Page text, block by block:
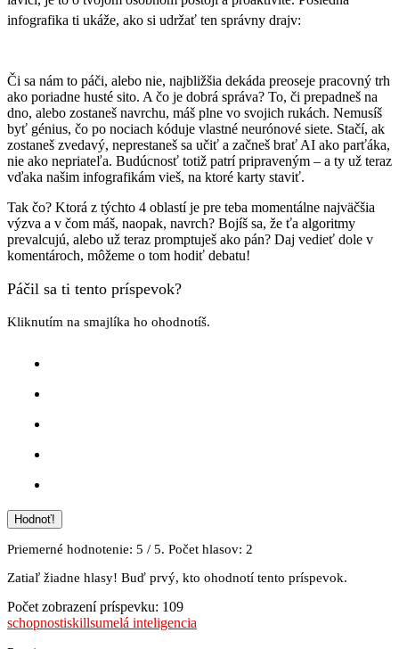
infografika ti ukáže, ako si udržať ten správny drajv:
Či sa nám to páči, alebo nie, najbližšia dekáda preoseje pracovný trh
ako poriadne husté sito. A čo je dobrá správa? To, či prepadneš na
dno, alebo zostaneš navrchu, máš plne vo svojich rukách. Nemusíš
byť génius, čo po nociach kóduje vlastné neurónové siete. Stačí, ak
zostaneš zvedavý, neprestaneš sa učiť a začneš brať AI ako parťáka,
nie ako nepriateľa. Budúcnosť totiž patrí pripraveným – a ty už teraz
vďaka našim infografikám vieš, na ktoré karty staviť.
Tak čo? Ktorá z týchto 4 oblastí je pre teba momentálne najväčšia
výzva a v čom máš, naopak, navrch? Bojíš sa, že ťa algoritmy
prevalcujú, alebo už teraz promptuješ ako pán? Daj vedieť dole v
komentároch, môžeme o tom hodiť debatu!
Páčil sa ti tento príspevok?
Kliknutím na smajlíka ho ohodnotíš.
Hodnoť!
Priemerné hodnotenie: 5 / 5. Počet hlasov: 2
Zatiaľ žiadne hlasy! Buď prvý, kto ohodnotí tento príspevok.
Počet zobrazení príspevku: 109
schopnostiskillsumelá inteligencia